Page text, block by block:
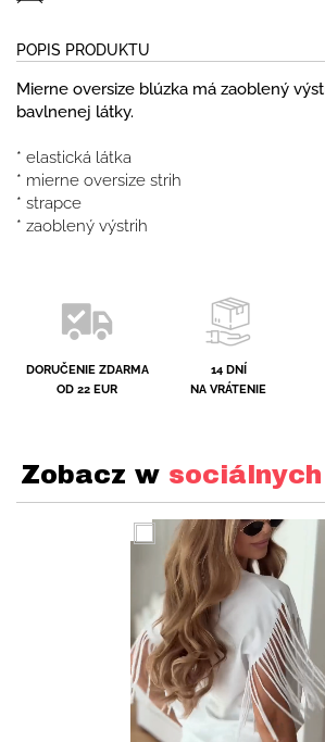
POPIS PRODUKTU
Mierne oversize blúzka má zaoblený
bavlnenej látky.
* elastická látka
* mierne oversize strih
* strapce
* zaoblený výstrih
DORUČENIE ZDARMA
OD 22 EUR
14 DNÍ
NA VRÁTENIE
Zobacz w